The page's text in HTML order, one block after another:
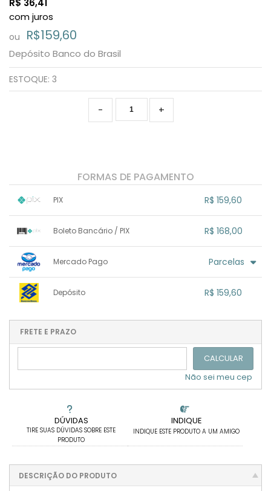
DÚVIDAS
TIRE SUAS DÚVIDAS SOBRE ESTE
PRODUTO
INDIQUE
INDIQUE ESTE PRODUTO A UM AMIGO
R$ 36,41
com juros
ou R$159,60
Depósito Banco do Brasil
ESTOQUE: 3
+
-
FORMAS DE PAGAMENTO
PIX R$ 159,60
.
Boleto Bancário / PIX R$ 168,00
.
Mercado Pago Parcelas
2x com juros de R$ 89,00
4x com juros de R$ 45,19
5x com juros de R$ 36,41
.
.
Depósito R$ 159,60
...
....
FRETE E PRAZO
CALCULAR
Não sei meu cep
DESCRIÇÃO DO PRODUTO